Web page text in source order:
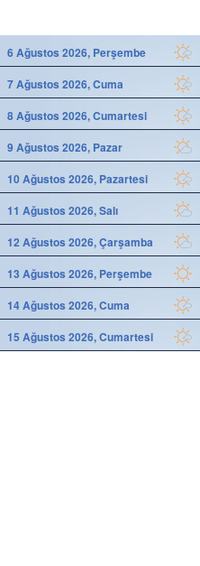
6 Ağustos 2026, Perşembe
7 Ağustos 2026, Cuma
8 Ağustos 2026, Cumartesi
9 Ağustos 2026, Pazar
10 Ağustos 2026, Pazartesi
11 Ağustos 2026, Salı
12 Ağustos 2026, Çarşamba
13 Ağustos 2026, Perşembe
14 Ağustos 2026, Cuma
15 Ağustos 2026, Cumartesi